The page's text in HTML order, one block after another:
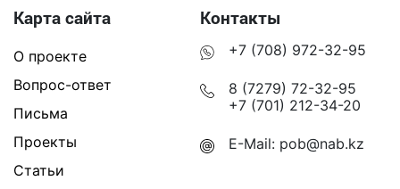
Карта сайта
О проекте
Вопрос-ответ
Письма
Проекты
Статьи
Контакты
+7 (708) 972-32-95
8 (7279) 72-32-95
+7 (701) 212-34-20
E-Mail: pob@nab.kz